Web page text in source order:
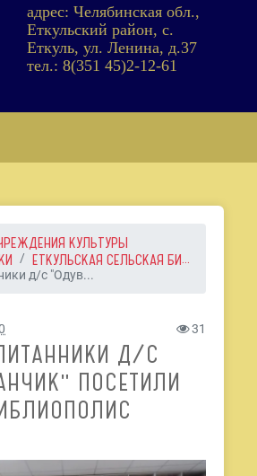
адрес: Челябинская обл.,
Еткульский район, с.
Еткуль, ул. Ленина, д.37
тел.: 8(351 45)2-12-61
КУЛЬТУРЫ
ЕТКУЛЬСКАЯ СЕЛЬСКАЯ БИ...
д/с "Одув...
31
Д/С
ПОСЕТИЛИ